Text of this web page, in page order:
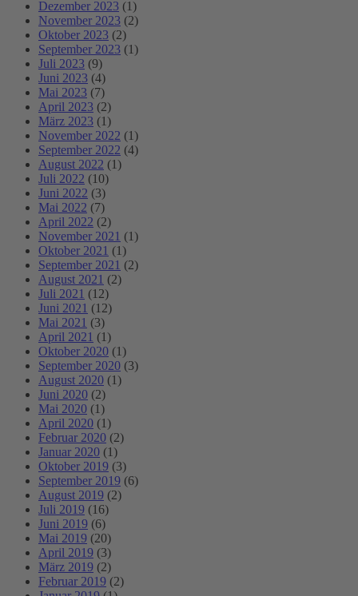
Dezember 2023 (1)
November 2023 (2)
Oktober 2023 (2)
September 2023 (1)
Juli 2023 (9)
Juni 2023 (4)
Mai 2023 (7)
April 2023 (2)
März 2023 (1)
November 2022 (1)
September 2022 (4)
August 2022 (1)
Juli 2022 (10)
Juni 2022 (3)
Mai 2022 (7)
April 2022 (2)
November 2021 (1)
Oktober 2021 (1)
September 2021 (2)
August 2021 (2)
Juli 2021 (12)
Juni 2021 (12)
Mai 2021 (3)
April 2021 (1)
Oktober 2020 (1)
September 2020 (3)
August 2020 (1)
Juni 2020 (2)
Mai 2020 (1)
April 2020 (1)
Februar 2020 (2)
Januar 2020 (1)
Oktober 2019 (3)
September 2019 (6)
August 2019 (2)
Juli 2019 (16)
Juni 2019 (6)
Mai 2019 (20)
April 2019 (3)
März 2019 (2)
Februar 2019 (2)